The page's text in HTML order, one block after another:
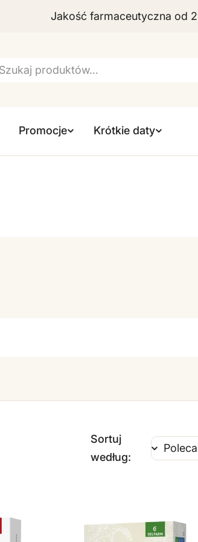
Jakość farmaceutyczna od
Promocje Krótkie daty
Sortuj
według: